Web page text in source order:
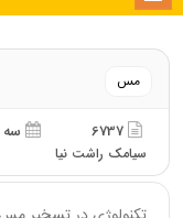
مس
6737 سه
سیامک راشت نیا